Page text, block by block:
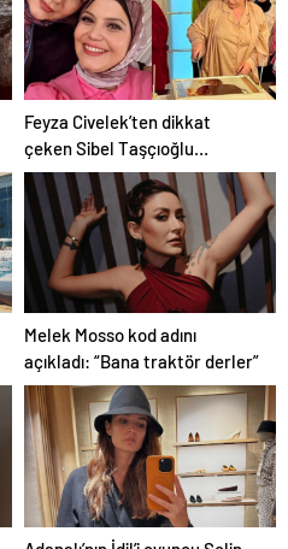
Feyza Civelek’ten dikkat
çeken Sibel Taşçıoğlu
paylaşımı geldi
Melek Mosso kod adını
açıkladı: “Bana traktör derler”